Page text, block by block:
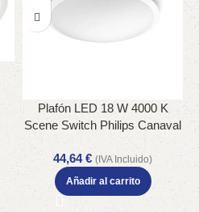
Plafón LED 18 W 4000 K
Scene Switch Philips Canaval
44,64€ (IVA Incluido)
Añadir al carrito